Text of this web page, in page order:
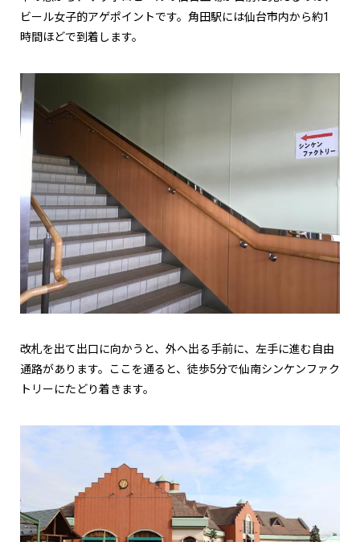
ビール女子的アゲポイントです。角田駅には仙台市内から約1
時間ほどで到着します。
改札を出て出口に向かうと、外へ出る手前に、左手に進む自由
通路があります。ここを通ると、徒歩5分で仙南シンケンファク
トリーにたどり着きます。